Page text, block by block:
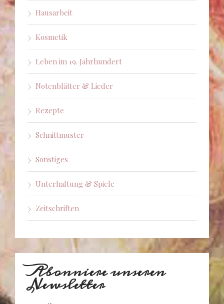
Hausarbeit
Kosmetik
Leben im 19. Jahrhundert
Notenblätter & Lieder
Rezepte
Schnittmuster
Sonstiges
Unterhaltung & Spiele
Zeitschriften
Abonniere unseren
Newsletter